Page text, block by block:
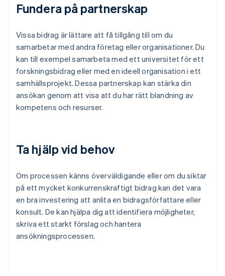
Fundera på partnerskap
Vissa bidrag är lättare att få tillgång till om du
samarbetar med andra företag eller organisationer. Du
kan till exempel samarbeta med ett universitet för ett
forskningsbidrag eller med en ideell organisation i ett
samhällsprojekt. Dessa partnerskap kan stärka din
ansökan genom att visa att du har rätt blandning av
kompetens och resurser.
Ta hjälp vid behov
Om processen känns överväldigande eller om du siktar
på ett mycket konkurrenskraftigt bidrag kan det vara
en bra investering att anlita en bidragsförfattare eller
konsult. De kan hjälpa dig att identifiera möjligheter,
skriva ett starkt förslag och hantera
ansökningsprocessen.